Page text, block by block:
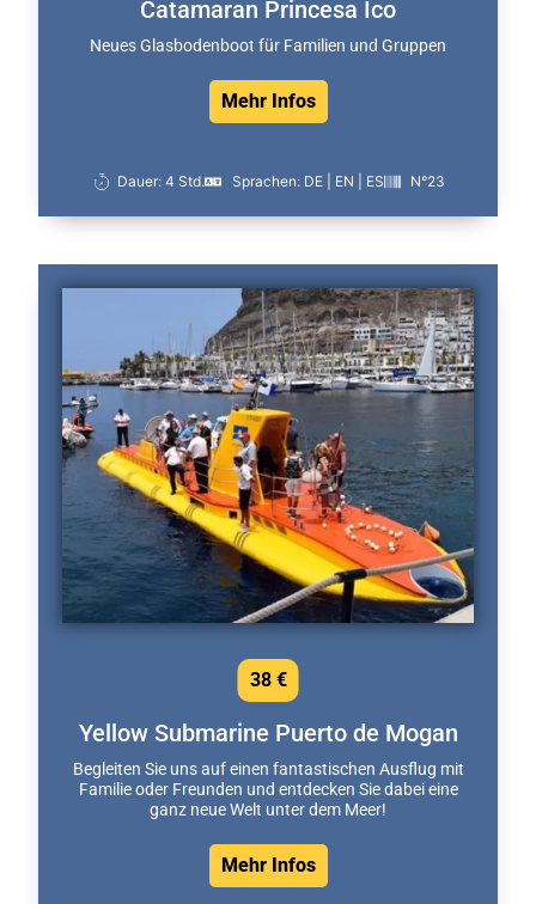
Catamaran Princesa Ico
Neues Glasbodenboot für Familien und Gruppen
Mehr Infos
Dauer: 4 Std. Sprachen: DE | EN | ES N°23
Yellow Submarine Puerto de Mogan
Begleiten Sie uns auf einen fantastischen Ausflug mit
Familie oder Freunden und entdecken Sie dabei eine
ganz neue Welt unter dem Meer!
Mehr Infos
38 €